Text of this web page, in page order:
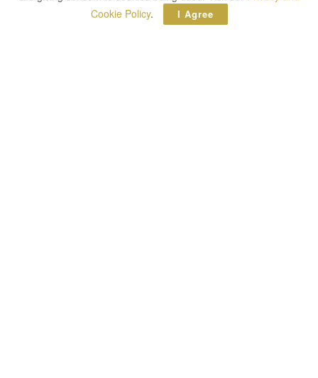
บริษัท จอยซิตี้ (JOYCITY) ผู้พัฒนาและผู้จัดจำหน่าย
Cookie Policy. I Agree